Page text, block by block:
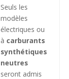
Seuls les
modèles
électriques ou
à carburants
synthétiques
neutres
seront admis